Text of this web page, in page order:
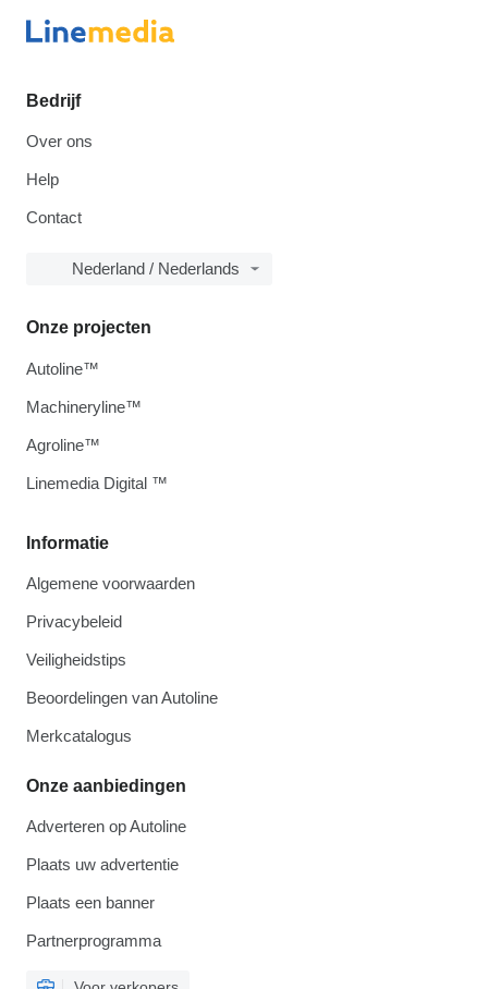
Bedrijf
Over ons
Help
Contact
Nederland / Nederlands
Informatie
Algemene voorwaarden
Privacybeleid
Veiligheidstips
Beoordelingen van Autoline
Merkcatalogus
Onze aanbiedingen
Adverteren op Autoline
Plaats uw advertentie
Plaats een banner
Partnerprogramma
Onze projecten
Autoline™
Machineryline™
Agroline™
Linemedia Digital ™